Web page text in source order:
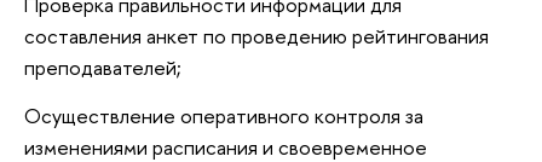
составления анкет по проведению рейтингования
преподавателей;
Осуществление оперативного контроля за
изменениями расписания и своевременное